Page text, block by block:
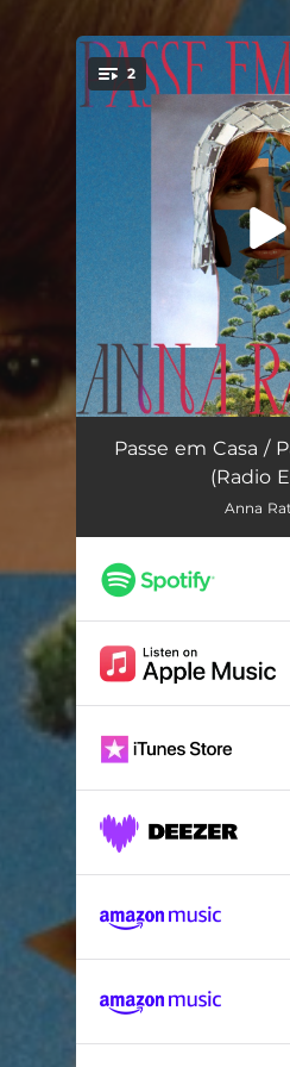
You're all set!
2
Passe em Casa
Passe em Casa
Passe em Casa /
(Radio
Anna